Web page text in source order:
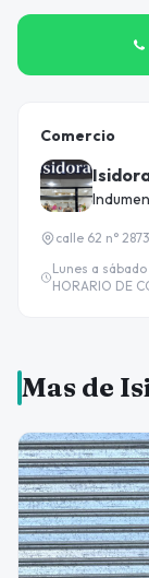
Comercio
calle 62 n° 2873
Lunes a sábado
HORARIO DE
Mas de